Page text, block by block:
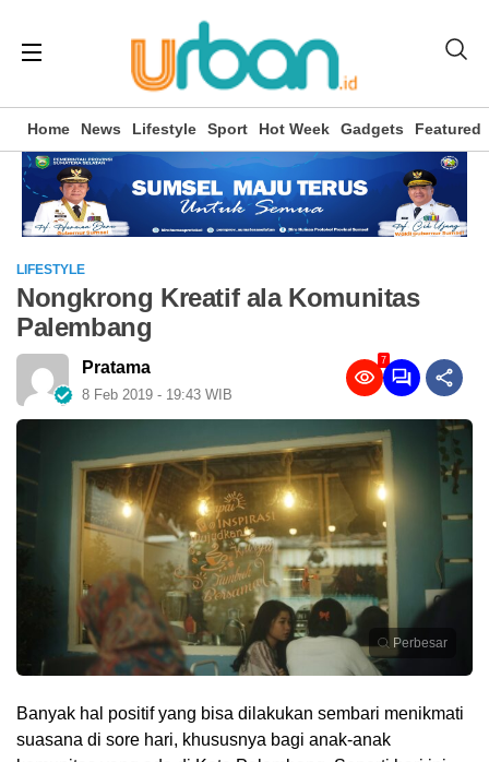
Home News Lifestyle Sport Hot Week Gadgets Featured
LIFESTYLE
Nongkrong Kreatif ala Komunitas
Palembang
Pratama
8 Feb 2019 - 19:43 WIB
7
Perbesar
Banyak hal positif yang bisa dilakukan sembari menikmati
suasana di sore hari, khususnya bagi anak-anak